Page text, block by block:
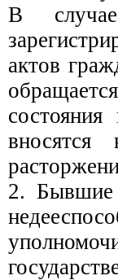
В
актов
2. Бывшие